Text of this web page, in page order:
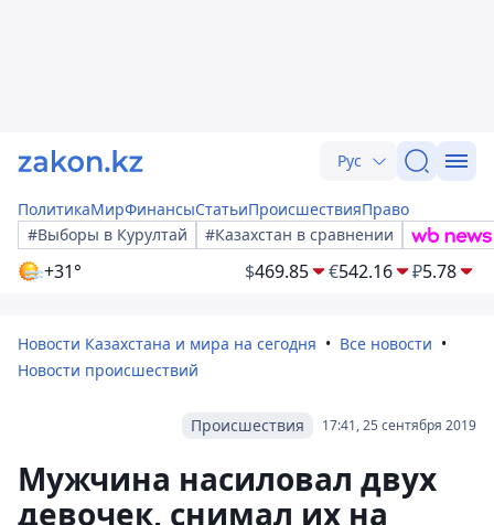
Рус
ПолитикаМирФинансыСтатьиПроисшествияПраво
#Выборы в Курултай
#Казахстан в сравнении
+31° $469.85 €542.16 ₽5.78
Новости Казахстана и мира на сегодня
Все новости
Новости происшествий
17:41, 25 сентября 2019
Происшествия
Мужчина насиловал двух
девочек, снимал их на